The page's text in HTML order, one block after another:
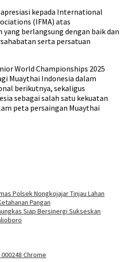
kepada International
(IFMA) atas
berlangsung dengan baik dan
serta persatuan
World Championships 2025
Muaythai Indonesia dalam
berikutnya, sekaligus
sebagai salah satu kekuatan
peta persaingan Muaythai
Polsek Nongkojajar Tinjau Lahan
Pangan
Siap Bersinergi Sukseskan